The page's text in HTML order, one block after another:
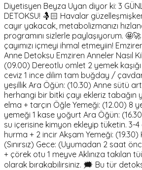
Diyetisyen Beyza Uyan diyor ki: 3
DETOKSU! 🤱🏻 Havalar
cayır yakacak, metabolizmanızı
programını sizlerle paylaşıyorum.
çayımızı içmeyi ihmal etmeyiin!
Anne Detoksu Emziren Anneler Nasıl
(09.00) Dereotlu omlet 2 yemek
ceviz 1 ince dilim tam buğday /
yeşillik Ara Öğün: (10.30) Anne sütü
herhangi bir bitki çayı ekleriz tabağın
elma + tarçın Öğle Yemeği: (12.00) 8
yemeği 1 kase yoğurt Ara Öğün:
su içerisine kimyon ekleyip tüketin. 3-
hurma + 2 incir Akşam Yemeği: (19.30)
(Sınırsız) Gece: (Uyumadan 2 saat
+ çörek otu 1 meyve Aklınıza takılan
olarak bırakabilirsiniz. 🗯 Bu tür